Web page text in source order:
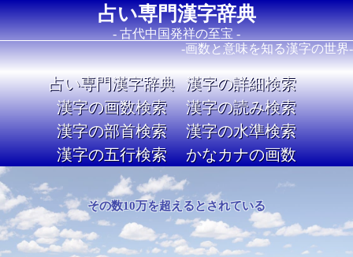
占い専門漢字辞典
- 古代中国発祥の至宝 -
-画数と意味を知る漢字の世界-
占い専門漢字辞典
漢字の詳細検索
漢字の画数検索
漢字の読み検索
漢字の部首検索
漢字の水準検索
漢字の五行検索
かなカナの画数
Image 02
その数10万を超えるとされている